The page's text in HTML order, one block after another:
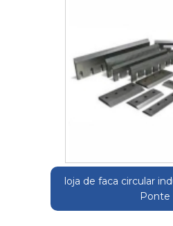
loja de faca circular
Ponte